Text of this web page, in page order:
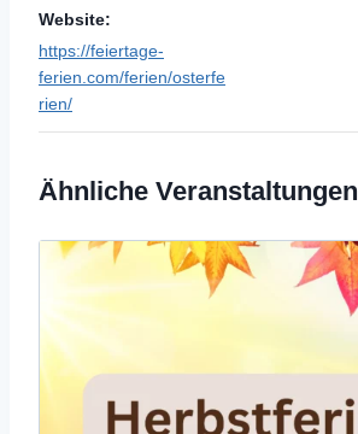
Website:
https://feiertage-
ferien.com/ferien/osterfe
rien/
Ähnliche Veranstaltungen